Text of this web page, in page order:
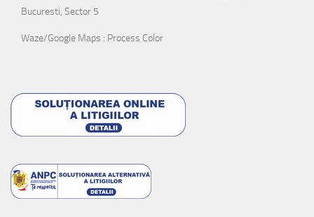
Bucuresti, Sector 5
Waze/Google Maps : Process Color